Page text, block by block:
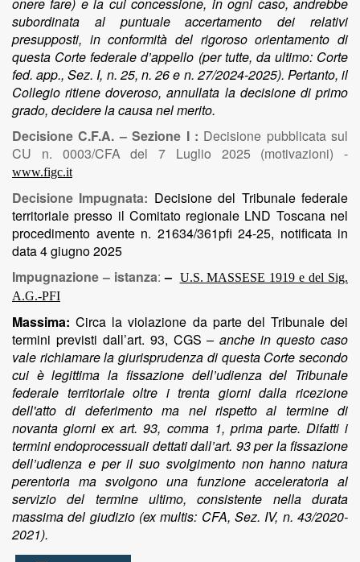
subordinata al puntuale accertamento dei relativi
presupposti, in conformità del rigoroso orientamento di
questa Corte federale d’appello (per tutte, da ultimo: Corte
fed. app., Sez. I, n. 25, n. 26 e n. 27/2024-2025). Pertanto, il
Collegio ritiene doveroso, annullata la decisione di primo
grado, decidere la causa nel merito.
Decisione C.F.A. – Sezione I : Decisione pubblicata sul
CU n. 0003/CFA del 7 Luglio 2025 (motivazioni) -
www.figc.it
Decisione Impugnata: Decisionedel Tribunale federale
territoriale presso il Comitato regionale LND Toscana nel
procedimento avente n. 21634/361pfi 24-25, notificata in
data 4 giugno 2025
Impugnazione – istanza:– U.S. MASSESE 1919 e del Sig.
A.G.-PFI
Massima: Circa la violazione da parte del Tribunale dei
termini previsti dall’art. 93, CGS– anche in questo caso
vale richiamare la giurisprudenza di questa Corte secondo
cui è legittima la fissazione dell’udienza del Tribunale
federale territoriale oltre i trenta giorni dalla ricezione
dell'atto di deferimento ma nel rispetto al termine di
novanta giorni ex art. 93, comma 1, prima parte. Difatti i
termini endoprocessuali dettati dall’art. 93 per la fissazione
dell’udienza e per il suo svolgimento non hanno natura
perentoria ma svolgono una funzione acceleratoria al
servizio del termine ultimo, consistente nella durata
massima del giudizio (ex multis: CFA, Sez. IV, n. 43/2020-
2021).